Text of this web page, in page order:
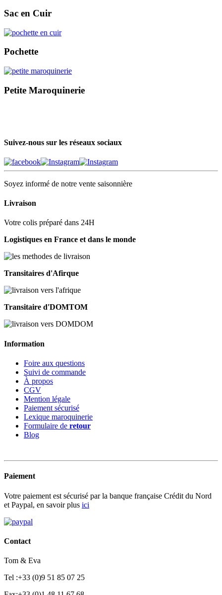
Sac en Cuir
Pochette
Petite Maroquinerie
Suivez-nous sur les réseaux sociaux
Soyez informé de notre vente saisonnière
Livraison
Votre colis préparé dans 24H
Logistiques en France et dans le monde
Transitaires d'Afirque
Transitaire d'DOMTOM
Information
Foire aux questions
Suivi de commande
À propos
CGV
Mention légale
Paiement sécurisé
Lexique maroquinerie
Formulaire de retour
Blog
Paiement
Votre paiement est sécurisé par la banque française Crédit du Nord
et Paypal, en savoir plus ici
Contact
Tom & Eva
Tel :+33 (0)9 51 85 07 25